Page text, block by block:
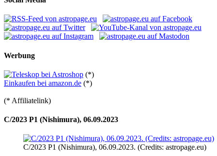
Werbung
(*)
Einkaufen bei amazon.de (*)
(* Affiliatelink)
C/2023 P1 (Nishimura), 06.09.2023
C/2023 P1 (Nishimura), 06.09.2023. (Credits: astropage.eu)